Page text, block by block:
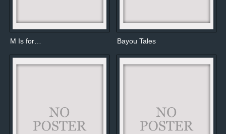
M Is for… Bayou Tales